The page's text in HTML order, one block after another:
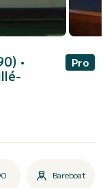
•
Pro
Bareboat